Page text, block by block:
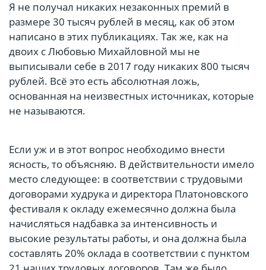
Я не получал никаких незаконных премий в
размере 30 тысяч рублей в месяц, как об этом
написано в этих публикациях. Так же, как на
двоих с Любовью Михайловной мы не
выписывали себе в 2017 году никаких 800 тысяч
рублей. Всё это есть абсолютная ложь,
основанная на неизвестных источниках, которые
не называются.
Если уж и в этот вопрос необходимо внести
ясность, то объясняю. В действительности имело
место следующее: в соответствии с трудовыми
договорами худрука и директора Платоновского
фестиваля к окладу ежемесячно должна была
начисляться надбавка за интенсивность и
высокие результаты работы, и она должна была
составлять 20% оклада в соответствии с пунктом